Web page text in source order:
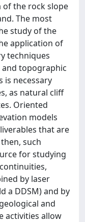
of the rock slope
The most
study of the
application of
techniques
and topographic
is necessary
as natural cliff
Oriented
models
that are
such
for studying
by laser
a DDSM) and by
and
activities allow